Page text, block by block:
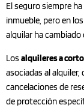
El seguro siempre
inmueble, pero en
alquilar ha
Los alquileres a
asociadas al
cancelaciones de
de protección